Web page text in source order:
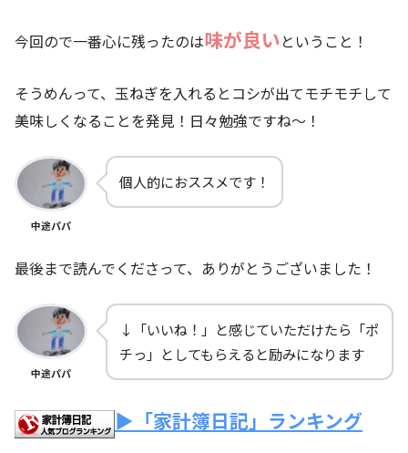
今回ので一番心に残ったのは味が良いということ！
そうめんって、玉ねぎを入れるとコシが出てモチモチして
美味しくなることを発見！日々勉強ですね～！
中途パパ
個人的におススメです！
最後まで読んでくださって、ありがとうございました！
中途パパ
↓「いいね！」と感じていただけたら「ポ
チっ」としてもらえると励みになります
▶「家計簿日記」ランキング